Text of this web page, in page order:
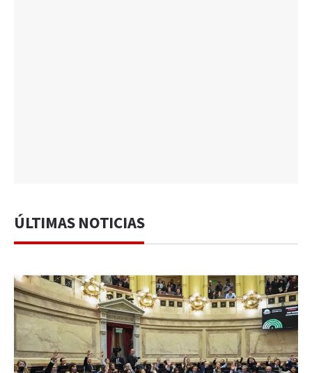
ÚLTIMAS NOTICIAS